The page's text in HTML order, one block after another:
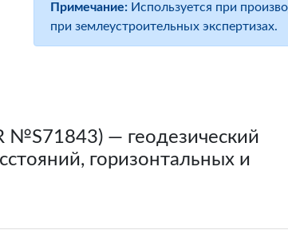
Примечание: Используется при
при землеустроительных экспертизах.
№S71843) — геодезический
горизонтальных и